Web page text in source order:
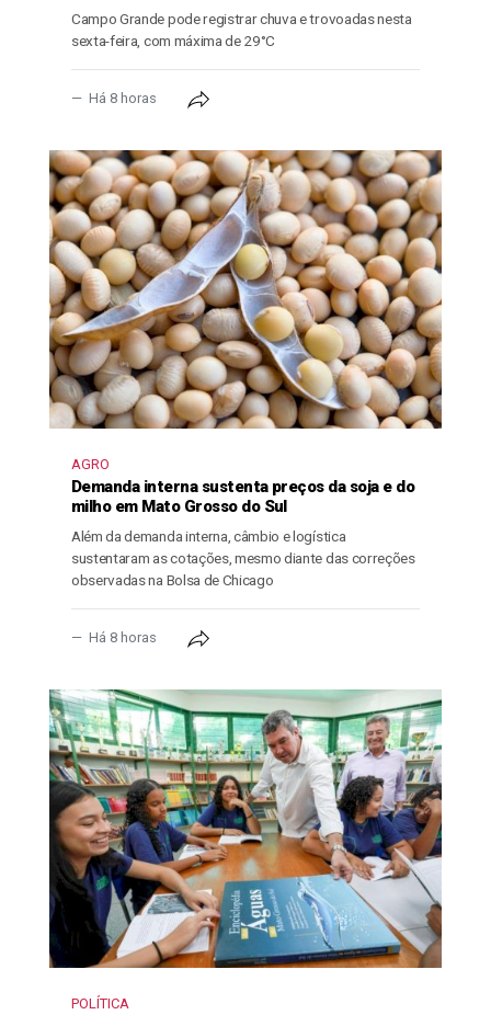
Campo Grande pode registrar chuva e trovoadas nesta
sexta-feira, com máxima de 29°C
Há 8 horas
AGRO
Demanda interna sustenta preços da soja e do
milho em Mato Grosso do Sul
Além da demanda interna, câmbio e logística
sustentaram as cotações, mesmo diante das correções
observadas na Bolsa de Chicago
Há 8 horas
POLÍTICA